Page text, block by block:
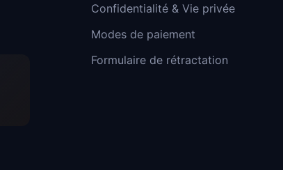
Confidentialité & Vie privée
Modes de paiement
Formulaire de rétractation